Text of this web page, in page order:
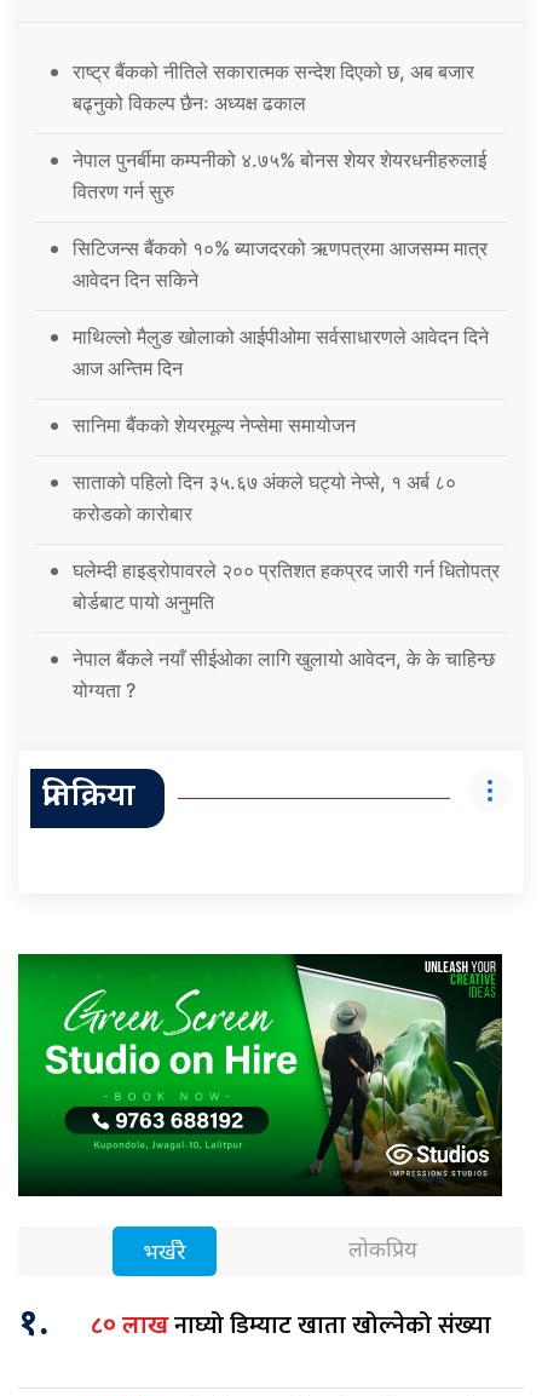
राष्ट्र बैंकको नीतिले सकारात्मक सन्देश दिएको छ, अब बजार
बढ्नुको विकल्प छैनः अध्यक्ष ढकाल
नेपाल पुनर्बीमा कम्पनीको ४.७५% बोनस शेयर शेयरधनीहरुलाई
वितरण गर्न सुरु
सिटिजन्स बैंकको १०% ब्याजदरको ऋणपत्रमा आजसम्म मात्र
आवेदन दिन सकिने
माथिल्लो मैलुङ खोलाको आईपीओमा सर्वसाधारणले आवेदन दिने
आज अन्तिम दिन
सानिमा बैंकको शेयरमूल्य नेप्सेमा समायोजन
साताको पहिलो दिन ३५.६७ अंकले घट्यो नेप्से, १ अर्ब ८०
करोडको कारोबार
घलेम्दी हाइड्रोपावरले २०० प्रतिशत हकप्रद जारी गर्न धितोपत्र
बोर्डबाट पायो अनुमति
नेपाल बैंकले नयाँ सीईओका लागि खुलायो आवेदन, के के चाहिन्छ
योग्यता ?
प्रतिक्रिया
भर्खरै लोकप्रिय
१. ८० लाखनाघ्यो डिम्याट खाता खोल्नेको संख्या